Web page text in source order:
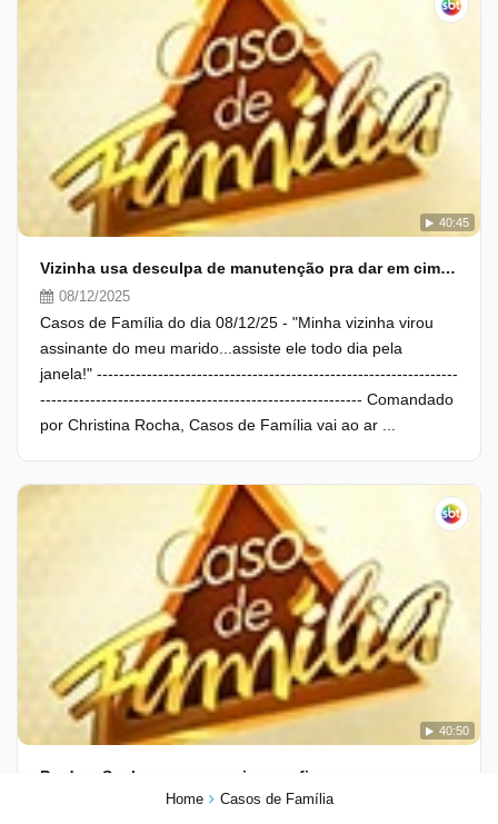
Home Casos de Família
40:45
Vizinha usa desculpa de manutenção pra dar em cima do marido alheio!
08/12/2025
Casos de Família do dia 08/12/25 - "Minha vizinha virou
assinante do meu marido...assiste ele todo dia pela
janela!" -----------------------------------------------------------------
---------------------------------------------------------- Comandado
por Christina Rocha, Casos de Família vai ao ar ...
40:50